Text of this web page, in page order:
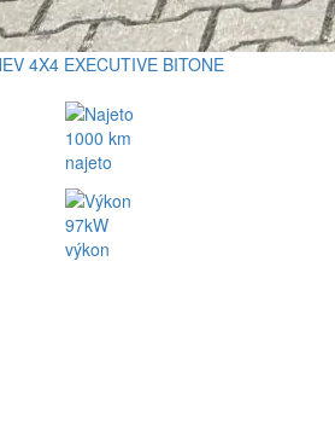
4X4 EXECUTIVE BITONE
1000 km
najeto
97kW
výkon